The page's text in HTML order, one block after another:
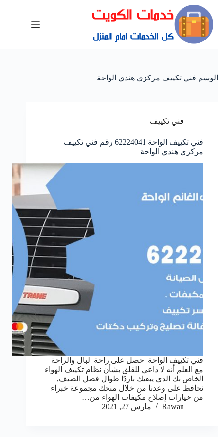
الوسم فني تكييف مركزي هندي الواحة
فني تكييف
فني تكييف الواحة 62224041 رقم فني تكييف
مركزي هندي الواحة
فني تكييف الواحة احصل على راحة البال والراحة
مع العلم أنه لا داعي للقلق بشأن نظام تكييف الهواء
الخاص بك الذي يبقيك باردًا طوال فصل الصيف,
نحافظ على وعدنا من خلال منحك مجموعة خبراء
من خيارات إصلاح مكيفات الهواء من…
Rawan
مارس 27, 2021